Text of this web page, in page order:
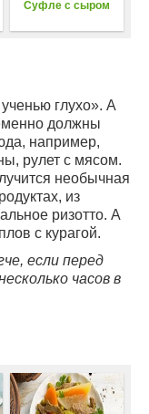
Суфле с сыром
глухо». А
должны
например,
рулет с мясом.
необычная
из
ризотто. А
с курагой.
если перед
часов в